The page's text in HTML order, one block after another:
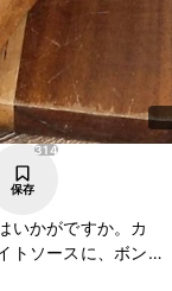
314
保存
いかがですか。カ
トソースに、ボンレ
ってもおいしいです